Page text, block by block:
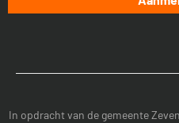
In opdracht van de gemeente